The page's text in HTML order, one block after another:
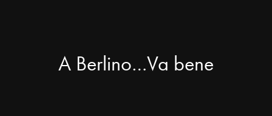
A Berlino…Va bene